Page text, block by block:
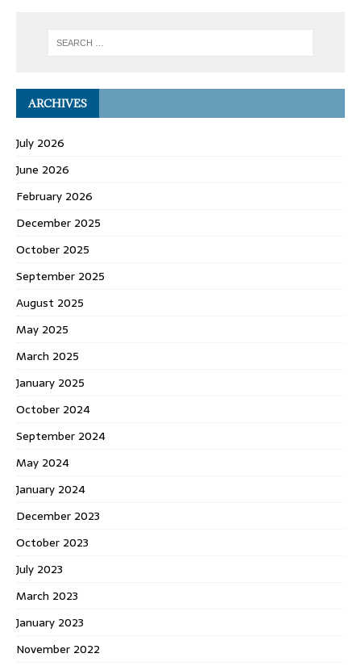
ARCHIVES
July 2026
June 2026
February 2026
December 2025
October 2025
September 2025
August 2025
May 2025
March 2025
January 2025
October 2024
September 2024
May 2024
January 2024
December 2023
October 2023
July 2023
March 2023
January 2023
November 2022